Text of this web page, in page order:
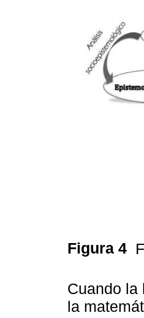
Figura 4
Cuando la
la